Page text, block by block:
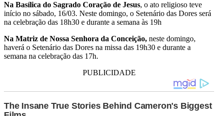
Na Basílica do Sagrado Coração de Jesus, o ato religioso teve
início no sábado, 16/03. Neste domingo, o Setenário das Dores será
na celebração das 18h30 e durante a semana às 19h
Na Matriz de Nossa Senhora da Conceição, neste domingo,
haverá o Setenário das Dores na missa das 19h30 e durante a
semana na celebração das 17h.
PUBLICIDADE